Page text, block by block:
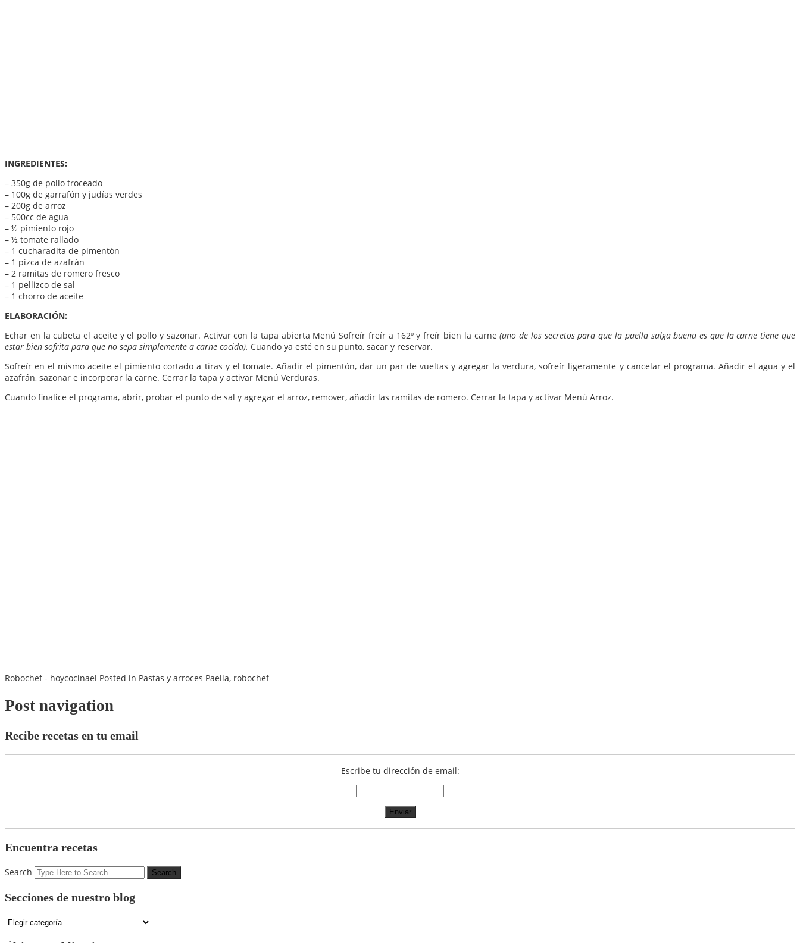
INGREDIENTES:
– 350g de pollo troceado
– 100g de garrafón y judías verdes
– 200g de arroz
– 500cc de agua
– ½ pimiento rojo
– ½ tomate rallado
– 1 cucharadita de pimentón
– 1 pizca de azafrán
– 2 ramitas de romero fresco
– 1 pellizco de sal
– 1 chorro de aceite
ELABORACIÓN:
Echar en la cubeta el aceite y el pollo y sazonar. Activar con la tapa abierta Menú Sofreír freír a 162º y freír bien la carne (uno de los secretos para que la paella salga buena es que la carne tiene que
estar bien sofrita para que no sepa simplemente a carne cocida). Cuando ya esté en su punto, sacar y reservar.
Sofreír en el mismo aceite el pimiento cortado a tiras y el tomate. Añadir el pimentón, dar un par de vueltas y agregar la verdura, sofreír ligeramente y cancelar el programa. Añadir el agua y el
azafrán, sazonar e incorporar la carne. Cerrar la tapa y activar Menú Verduras.
Cuando finalice el programa, abrir, probar el punto de sal y agregar el arroz, remover, añadir las ramitas de romero. Cerrar la tapa y activar Menú Arroz.
Robochef - hoycocinael Posted in Pastas y arroces Paella, robochef
Post navigation
Recibe recetas en tu email
Escribe tu dirección de email:
Encuentra recetas
Search
Secciones de nuestro blog
Secciones